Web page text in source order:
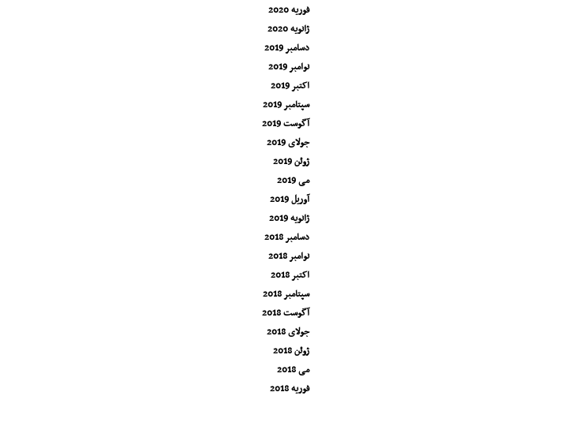
فوریه 2020
ژانویه 2020
دسامبر 2019
نوامبر 2019
اکتبر 2019
سپتامبر 2019
آگوست 2019
جولای 2019
ژوئن 2019
می 2019
آوریل 2019
ژانویه 2019
دسامبر 2018
نوامبر 2018
اکتبر 2018
سپتامبر 2018
آگوست 2018
جولای 2018
ژوئن 2018
می 2018
فوریه 2018